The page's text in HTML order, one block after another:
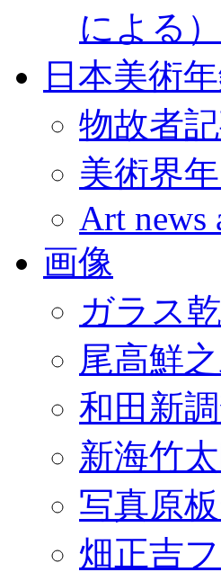
による）
日本美術
物故者
美術界
Art news
画像
ガラス
尾高鮮
和田新
新海竹
写真原
畑正吉